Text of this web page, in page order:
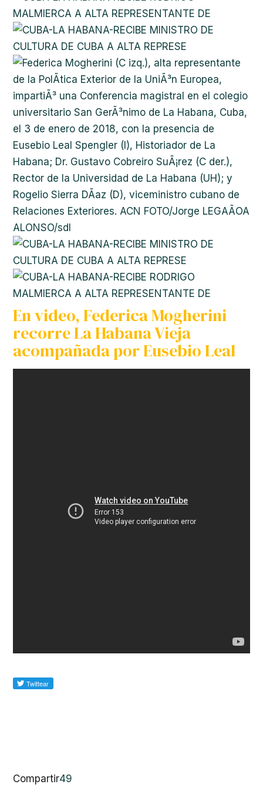
En video, Federica Mogherini
recorre La Habana Vieja
acompañada por Eusebio Leal
Compartir49